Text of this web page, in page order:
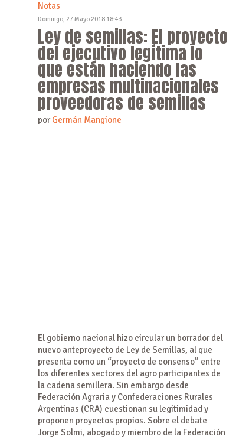
Notas
Domingo, 27 Mayo 2018 18:43
Ley de semillas: El proyecto
del ejecutivo legítima lo
que están haciendo las
empresas multinacionales
proveedoras de semillas
por Germán Mangione
El gobierno nacional hizo circular un borrador del
nuevo anteproyecto de Ley de Semillas, al que
presenta como un “proyecto de consenso” entre
los diferentes sectores del agro participantes de
la cadena semillera. Sin embargo desde
Federación Agraria y Confederaciones Rurales
Argentinas (CRA) cuestionan su legitimidad y
proponen proyectos propios. Sobre el debate
Jorge Solmi, abogado y miembro de la Federación